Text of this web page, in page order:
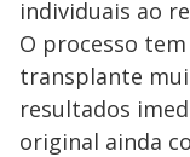
individuais ao
O processo
transplante
resultados
original ainda